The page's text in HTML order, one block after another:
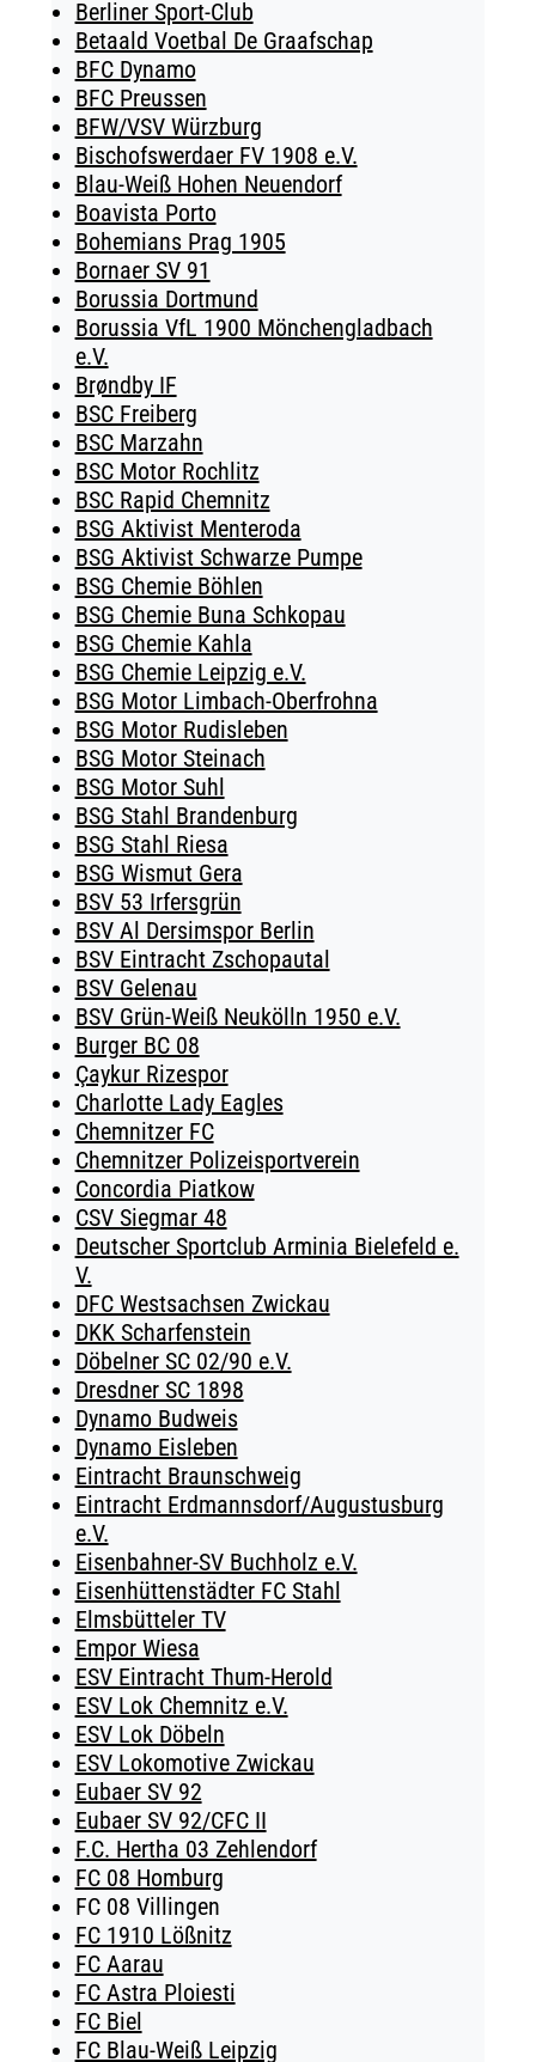
Berliner Sport-Club
Betaald Voetbal De Graafschap
BFC Dynamo
BFC Preussen
BFW/VSV Würzburg
Bischofswerdaer FV 1908 e.V.
Blau-Weiß Hohen Neuendorf
Boavista Porto
Bohemians Prag 1905
Bornaer SV 91
Borussia Dortmund
Borussia VfL 1900 Mönchengladbach
e.V.
Brøndby IF
BSC Freiberg
BSC Marzahn
BSC Motor Rochlitz
BSC Rapid Chemnitz
BSG Aktivist Menteroda
BSG Aktivist Schwarze Pumpe
BSG Chemie Böhlen
BSG Chemie Buna Schkopau
BSG Chemie Kahla
BSG Chemie Leipzig e.V.
BSG Motor Limbach-Oberfrohna
BSG Motor Rudisleben
BSG Motor Steinach
BSG Motor Suhl
BSG Stahl Brandenburg
BSG Stahl Riesa
BSG Wismut Gera
BSV 53 Irfersgrün
BSV Al Dersimspor Berlin
BSV Eintracht Zschopautal
BSV Gelenau
BSV Grün-Weiß Neukölln 1950 e.V.
Burger BC 08
Çaykur Rizespor
Charlotte Lady Eagles
Chemnitzer FC
Chemnitzer Polizeisportverein
Concordia Piatkow
CSV Siegmar 48
Deutscher Sportclub Arminia Bielefeld e.
V.
DFC Westsachsen Zwickau
DKK Scharfenstein
Döbelner SC 02/90 e.V.
Dresdner SC 1898
Dynamo Budweis
Dynamo Eisleben
Eintracht Braunschweig
Eintracht Erdmannsdorf/Augustusburg
e.V.
Eisenbahner-SV Buchholz e.V.
Eisenhüttenstädter FC Stahl
Elmsbütteler TV
Empor Wiesa
ESV Eintracht Thum-Herold
ESV Lok Chemnitz e.V.
ESV Lok Döbeln
ESV Lokomotive Zwickau
Eubaer SV 92
Eubaer SV 92/CFC II
F.C. Hertha 03 Zehlendorf
FC 08 Homburg
FC 08 Villingen
FC 1910 Lößnitz
FC Aarau
FC Astra Ploiesti
FC Biel
FC Blau-Weiß Leipzig